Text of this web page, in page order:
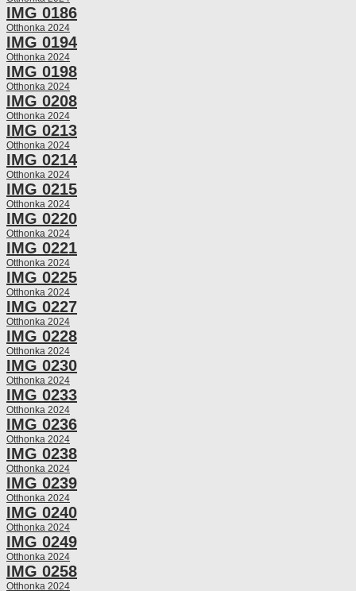
IMG 0186
Otthonka 2024
IMG 0194
Otthonka 2024
IMG 0198
Otthonka 2024
IMG 0208
Otthonka 2024
IMG 0213
Otthonka 2024
IMG 0214
Otthonka 2024
IMG 0215
Otthonka 2024
IMG 0220
Otthonka 2024
IMG 0221
Otthonka 2024
IMG 0225
Otthonka 2024
IMG 0227
Otthonka 2024
IMG 0228
Otthonka 2024
IMG 0230
Otthonka 2024
IMG 0233
Otthonka 2024
IMG 0236
Otthonka 2024
IMG 0238
Otthonka 2024
IMG 0239
Otthonka 2024
IMG 0240
Otthonka 2024
IMG 0249
Otthonka 2024
IMG 0258
Otthonka 2024